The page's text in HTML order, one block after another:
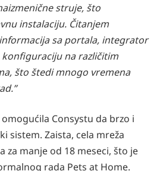
struje, što
instalaciju. Čitanjem
sa portala, integrator
na različitim
što štedi mnogo vremena
Consystu da brzo i
sistem. Zaista, cela mreža
za manje od 18 meseci, što je
rada Pets at Home.